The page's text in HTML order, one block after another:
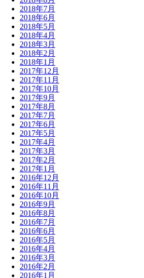
2018年7月
2018年6月
2018年5月
2018年4月
2018年3月
2018年2月
2018年1月
2017年12月
2017年11月
2017年10月
2017年9月
2017年8月
2017年7月
2017年6月
2017年5月
2017年4月
2017年3月
2017年2月
2017年1月
2016年12月
2016年11月
2016年10月
2016年9月
2016年8月
2016年7月
2016年6月
2016年5月
2016年4月
2016年3月
2016年2月
2016年1月